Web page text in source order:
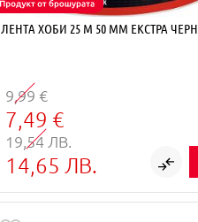
ЛЕНТА ХОБИ 25 M 50 MM ЕКСТРА ЧЕРН
9,99 €
7,49 €
19,54 ЛВ.
14,65 ЛВ.